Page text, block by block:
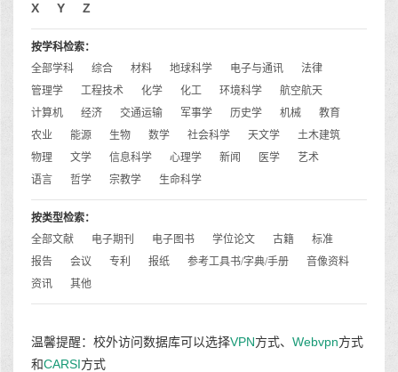
X
Y Z
按学科检索：
全部学科
综合 材料 地球科学 电子与通讯
法律
管理学
工程技术 化学 化工 环境科学
航空航天
计算机
经济 交通运输 军事学 历史学 机械
教育
农业
能源 生物 数学 社会科学 天文学
土木建筑
物理
文学 信息科学 心理学 新闻 医学
艺术
语言
哲学 宗教学 生命科学
按类型检索：
全部文献
电子期刊 电子图书 学位论文 古籍
标准
报告
会议 专利 报纸 参考工具书/字典/手册
音像资料
资讯
其他
温馨提醒：校外访问数据库可以选择VPN方式、 Webvpn方式
和CARSI方式